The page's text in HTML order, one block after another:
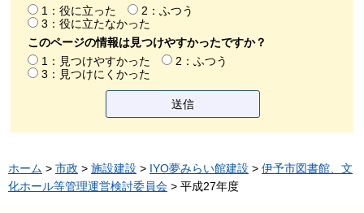
1：役に立った
2：ふつう
3：役に立たなかった
このページの情報は見つけやすかったですか？
1：見つけやすかった
2：ふつう
3：見つけにくかった
ホーム > 市政 > 施設建設 > IYO夢みらい館建設 > 伊予市図書館、文
化ホール等管理運営検討委員会 > 平成27年度